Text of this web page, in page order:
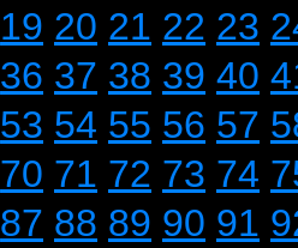
19 20 21 22 23
36 37 38 39 40
53 54 55 56 57
70 71 72 73 74
87 88 89 90 91